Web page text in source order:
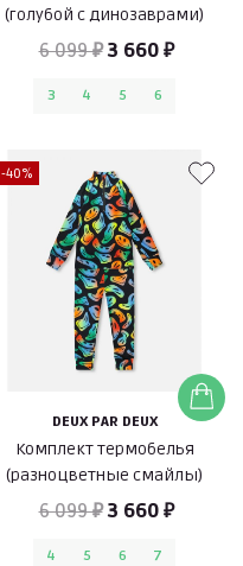
(голубой с динозаврами)
6 099 ₽3 660 ₽
3 4 5 6
-40%
DEUX PAR DEUX
Комплект термобелья
(разноцветные смайлы)
6 099 ₽3 660 ₽
4 5 6 7